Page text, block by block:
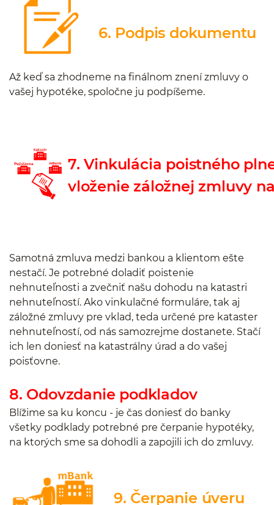
6. Podpis dokumentu
Až keď sa zhodneme na finálnom znení zmluvy o
vašej hypotéke, spoločne ju podpíšeme.
7. Vinkulácia poistného
vloženie záložnej zmluvy
Samotná zmluva medzi bankou a klientom ešte
nestačí. Je potrebné doladiť poistenie
nehnuteľnosti a zvečniť našu dohodu na katastri
nehnuteľností. Ako vinkulačné formuláre, tak aj
záložné zmluvy pre vklad, teda určené pre kataster
nehnuteľností, od nás samozrejme dostanete. Stačí
ich len doniesť na katastrálny úrad a do vašej
poisťovne.
8. Odovzdanie podkladov
Blížime sa ku koncu - je čas doniesť do banky
všetky podklady potrebné pre čerpanie hypotéky,
na ktorých sme sa dohodli a zapojili ich do zmluvy.
9. Čerpanie úveru